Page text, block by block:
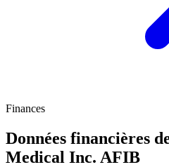
Finances
Données financières
Medical Inc. AFIB